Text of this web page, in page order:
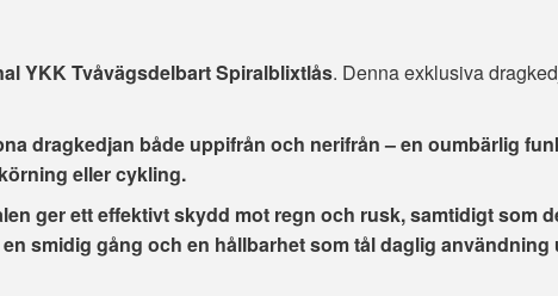
YKK Tvåvägsdelbart Spiralblixtlås. Denna exklusiva
dragkedjan både uppifrån och nerifrån – en oumbärlig
eller cykling.
ger ett effektivt skydd mot regn och rusk, samtidigt som
smidig gång och en hållbarhet som tål daglig användning